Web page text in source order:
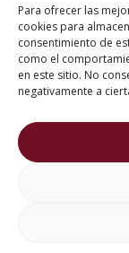
Para ofrecer las
cookies para
consentimiento de
como el
en este sitio. No
negativamente a
9.4/
2026 ®